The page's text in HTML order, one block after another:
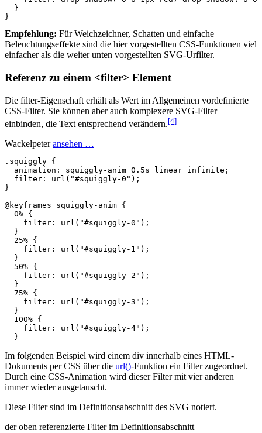
}
}
Empfehlung: Für Weichzeichner, Schatten und einfache
Beleuchtungseffekte sind die hier vorgestellten CSS-Funktionen viel
einfacher als die weiter unten vorgestellten SVG-Urfilter.
Referenz zu einem <filter> Element
Die filter-Eigenschaft erhält als Wert im Allgemeinen vordefinierte
CSS-Filter. Sie können aber auch komplexere SVG-Filter
einbinden, die Text entsprechend verändern.[4]
Wackelpeteransehen …
.squiggly {
animation : squiggly- anim 0.5s linear infinite ;
filter : url("#squiggly-0") ;
}
@keyframes
squiggly-anim {
0% {
filter : url("#squiggly-0") ;
}
25% {
filter : url("#squiggly-1") ;
}
50% {
filter : url("#squiggly-2") ;
}
75% {
filter : url("#squiggly-3") ;
}
100% {
filter : url("#squiggly-4") ;
}
Im folgenden Beispiel wird einem div innerhalb eines HTML-
Dokuments per CSS über die url()-Funktion ein Filter zugeordnet.
Durch eine CSS-Animation wird dieser Filter mit vier anderen
immer wieder ausgetauscht.
Diese Filter sind im Definitionsabschnitt des SVG notiert.
der oben referenzierte Filter im Definitionsabschnitt